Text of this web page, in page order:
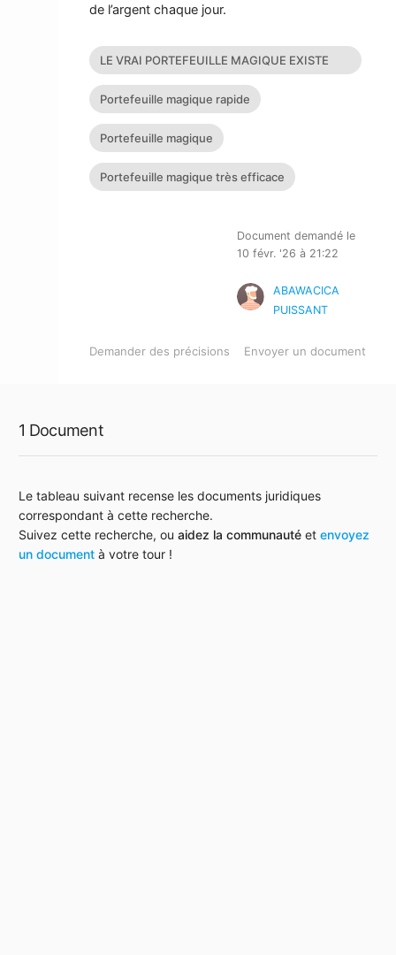
de l’argent chaque jour.
LE VRAI PORTEFEUILLE MAGIQUE EXISTE
T’IL?
Portefeuille magique rapide
Portefeuille magique
Portefeuille magique très efficace
Document demandé le
10 févr. '26 à 21:22
ABAWACICA
PUISSANT
Demander des précisions Envoyer un document
1 Document
Le tableau suivant recense les documents juridiques
correspondant à cette recherche.
Suivez cette recherche, ou aidez la communauté et envoyez
un document à votre tour !